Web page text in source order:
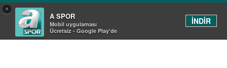
×
A SPOR
Mobil uygulaması
Ücretsiz - Google Play'de
İNDİR